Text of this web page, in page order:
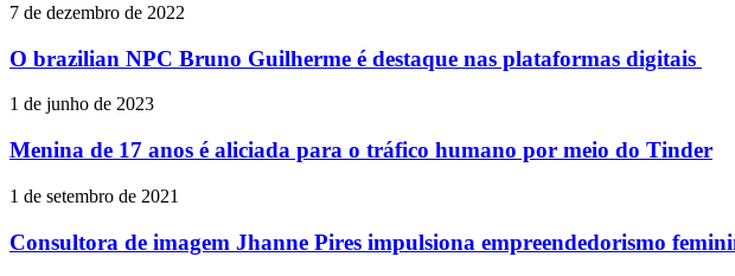
7 de dezembro de 2022
O brazilian NPC Bruno Guilherme é destaque nas plataformas digitais
1 de junho de 2023
Menina de 17 anos é aliciada para o tráfico humano por meio do Tinder
1 de setembro de 2021
Consultora de imagem Jhanne Pires impulsiona empreendedorismo